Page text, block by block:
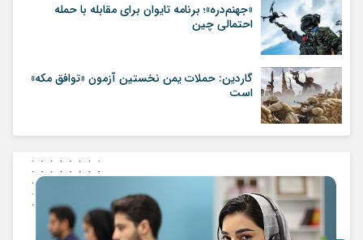
«جهنم‌دره»؛ برنامه تایوان برای مقابله با حمله
احتمالی چین
گاردین: حملات یمن نخستین آزمون «توافق مکه»
است